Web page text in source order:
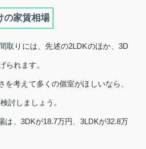
の家賃相場
取りには、先述の2LDKのほか、3D
られます。
を考えて多くの個室がほしいなら、
討しましょう。
は、3DKが18.7万円、3LDKが32.8万